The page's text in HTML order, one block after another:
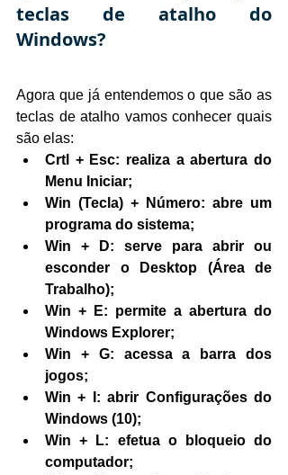
teclas de atalho do
Windows?
Agora que já entendemos o que são as
teclas de atalho vamos conhecer quais
são elas:
Crtl + Esc: realiza a abertura do
Menu Iniciar;
Win (Tecla) + Número: abre um
programa do sistema;
Win + D: serve para abrir ou
esconder o Desktop (Área de
Trabalho);
Win + E: permite a abertura do
Windows Explorer;
Win + G: acessa a barra dos
jogos;
Win + I: abrir Configurações do
Windows (10);
Win + L: efetua o bloqueio do
computador;